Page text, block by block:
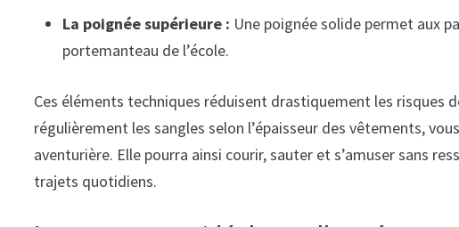
La poignée supérieure : Une poignée solide permet aux
portemanteau de l’école.
Ces éléments techniques réduisent drastiquement les risques
régulièrement les sangles selon l’épaisseur des vêtements,
aventurière. Elle pourra ainsi courir, sauter et s’amuser sans
trajets quotidiens.